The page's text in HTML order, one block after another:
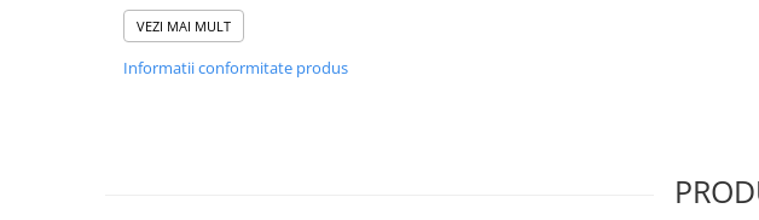
amestec de fructe 0,3% (măr și prune), amestec de legume 0,3% (roșie,
salvie, rozmarin), clorură de sodiu, perete celular de drojdie hidrolizată (sursă
de MOS), glucozamină, sulfat de condroitină.
VEZI MAI MULT
Informatii conformitate produs